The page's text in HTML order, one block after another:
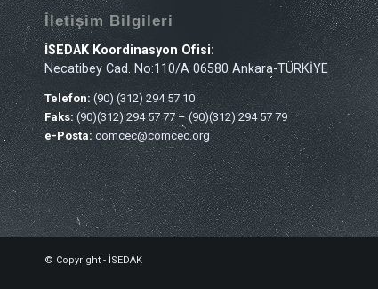
İletişim Bilgileri
İSEDAK Koordinasyon Ofisi:
Necatibey Cad. No:110/A 06580 Ankara-TÜRKİYE
Telefon: (90) (312) 294 57 10
Faks:(90)(312) 294 57 77 – (90)(312) 294 57 79
e-Posta:comcec@comcec.org
© Copyright - İSEDAK